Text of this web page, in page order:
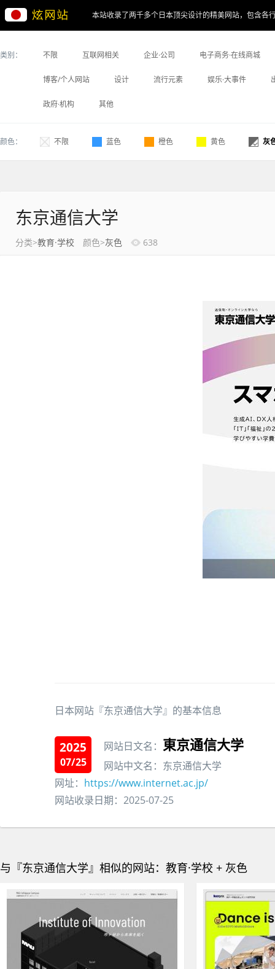
本站收录了两千多个日本顶尖设计的精美网站，包含各
类别： 不限 互联网相关 企业·公司 电子商务·在线商城
博客/个人网站 设计 流行元素 娱乐·大事件
政府·机构 其他
颜色： 不限 蓝色 橙色 黄色 灰
东京通信大学
分类>教育·学校 颜色>灰色 638
日本网站『东京通信大学』的基本信息
2025
07/25
网站日文名： 東京通信大学
网站中文名：东京通信大学
网址： https://www.internet.ac.jp/
网站收录日期：2025-07-25
与『东京通信大学』相似的网站：教育·学校 + 灰色